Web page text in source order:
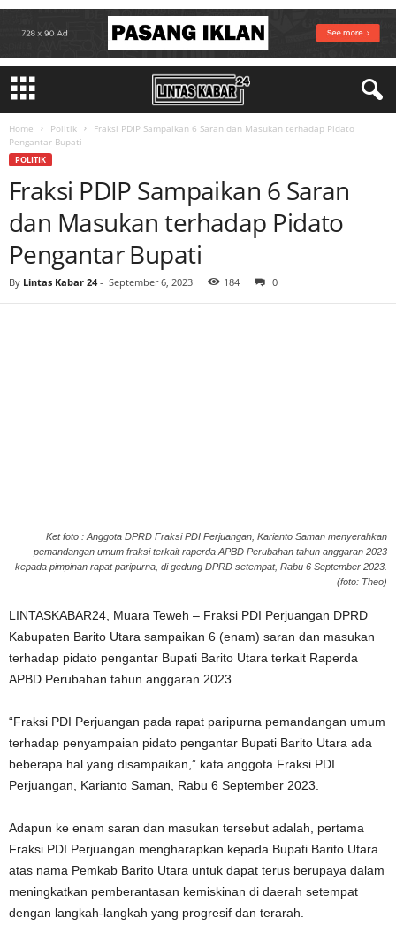
Home Politik
Fraksi PDIP Sampaikan 6 Saran dan Masukan terhadap Pidato
Pengantar Bupati
POLITIK
Fraksi PDIP Sampaikan 6 Saran
dan Masukan terhadap Pidato
Pengantar Bupati
By Lintas Kabar 24- September 6, 2023 184 0
Ket foto : Anggota DPRD Fraksi PDI Perjuangan, Karianto Saman menyerahkan
pemandangan umum fraksi terkait raperda APBD Perubahan tahun anggaran 2023
kepada pimpinan rapat paripurna, di gedung DPRD setempat, Rabu 6 September 2023.
(foto: Theo)
LINTASKABAR24, Muara Teweh – Fraksi PDI Perjuangan DPRD
Kabupaten Barito Utara sampaikan 6 (enam) saran dan masukan
terhadap pidato pengantar Bupati Barito Utara terkait Raperda
APBD Perubahan tahun anggaran 2023.
“Fraksi PDI Perjuangan pada rapat paripurna pemandangan umum
terhadap penyampaian pidato pengantar Bupati Barito Utara ada
beberapa hal yang disampaikan,” kata anggota Fraksi PDI
Perjuangan, Karianto Saman, Rabu 6 September 2023.
Adapun ke enam saran dan masukan tersebut adalah, pertama
Fraksi PDI Perjuangan mengharapkan kepada Bupati Barito Utara
atas nama Pemkab Barito Utara untuk dapat terus berupaya dalam
meningkatkan pemberantasan kemiskinan di daerah setempat
dengan langkah-langkah yang progresif dan terarah.